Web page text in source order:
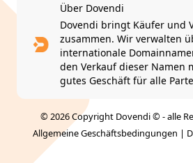
Über Dovendi
Dovendi bringt Käufer und
zusammen. Wir verwalten
internationale
den Verkauf dieser Namen
gutes Geschäft für alle
© 2026 Copyright Dovendi © - alle
Allgemeine Geschäftsbedingungen |